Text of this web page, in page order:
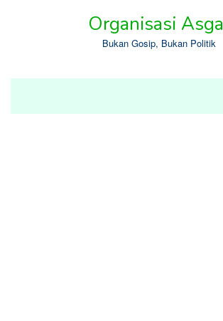
Organisasi
Bukan Gosip, Bukan Politik